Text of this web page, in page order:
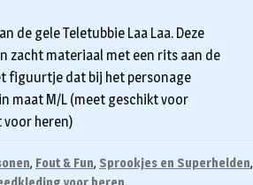
de gele Teletubbie Laa Laa. Deze
zacht materiaal met een rits aan de
figuurtje dat bij het personage
maat M/L (meet geschikt voor
voor heren)
, Fout & Fun, Sprookjes en Superhelden,
voor heren